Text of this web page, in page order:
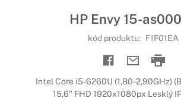
HP Envy 15-
kód produktu: F1F01EA
Intel Core i5-6260U (1,80-2,90GHz)
15,6" FHD 1920x1080px Lesklý